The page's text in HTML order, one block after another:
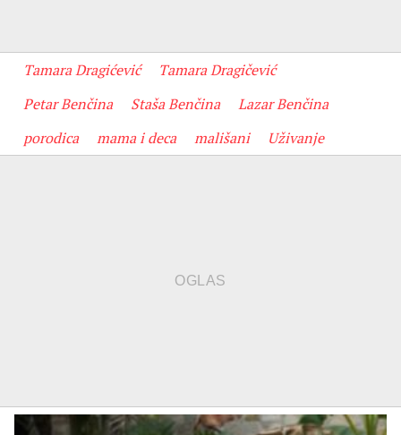
Tamara Dragićević
Tamara Dragičević
Petar Benčina
Staša Benčina
Lazar Benčina
porodica
mama i deca mališani Uživanje